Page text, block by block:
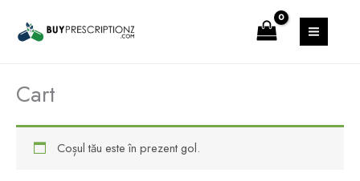
content
MAIN
MENU
Cart
Coșul tău este în prezent gol.